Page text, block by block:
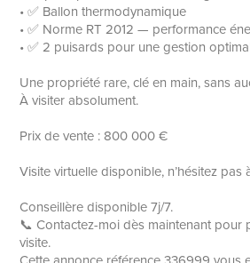
• ✅ Ballon thermodynamique
• ✅ Norme RT 2012 — performance
• ✅ 2 puisards pour une gestion
Une propriété rare, clé en main, sans
À visiter absolument.
Prix de vente : 800 000 €
Visite virtuelle disponible, n’hésitez pas
Conseillère disponible 7j/7.
📞 Contactez-moi dès maintenant pour
visite.